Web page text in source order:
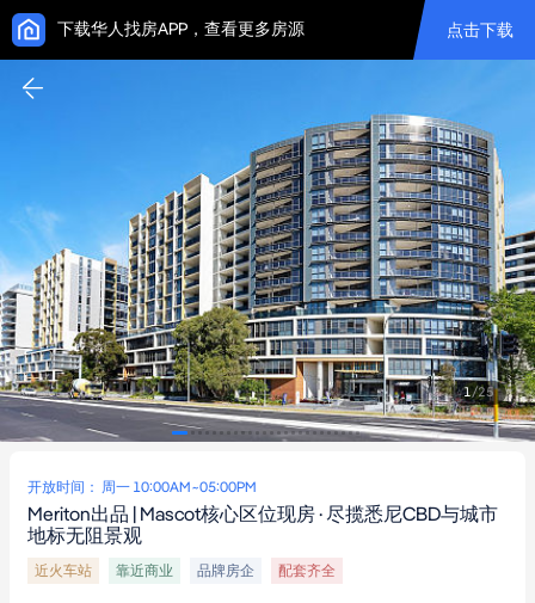
下载华人找房APP，查看更多房源 点击下载
1/25
开放时间： 周一 10:00AM~05:00PM
Meriton出品 | Mascot核心区位现房 · 尽揽悉尼CBD与城市
地标无阻景观
近火车站 靠近商业 品牌房企 配套齐全